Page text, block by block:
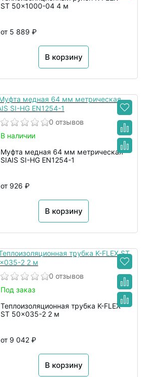
ST 50x1000-04 4 м
от 5 889 ₽
В корзину
0 отзывов
В наличии
Муфта медная 64 мм метрическая
SIAIS SI-HG EN1254-1
от 926 ₽
В корзину
0 отзывов
Под заказ
Теплоизоляционная трубка K-FLEX
ST 50x035-2 2 м
от 9 042 ₽
В корзину